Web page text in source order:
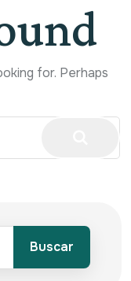
for. Perhaps
Buscar